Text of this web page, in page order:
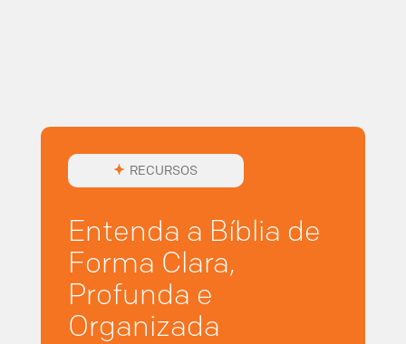
RECURSOS
Entenda a Bíblia de
Forma Clara,
Profunda e
Organizada